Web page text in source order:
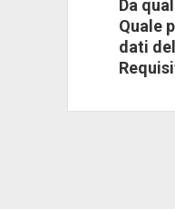
Da
Quale
dati